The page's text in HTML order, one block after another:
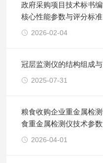
政府采购项目技术标书
核心性能参数与评分标准
2026-02-04
冠层监测仪的结构组成
2025-07-31
粮食收购企业重金属检
食重金属检测仪技术参
2026-04-01